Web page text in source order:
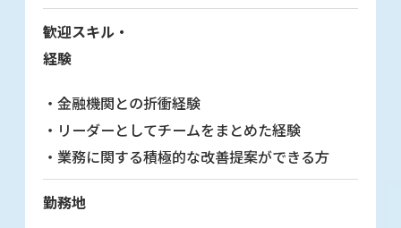
歓迎スキル・
経験
・金融機関との折衝経験
・リーダーとしてチームをまとめた経験
・業務に関する積極的な改善提案ができる方
勤務地